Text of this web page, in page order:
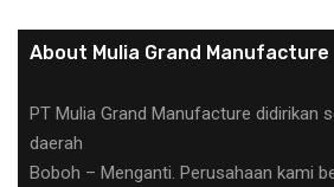
About Mulia Grand Manufacture
PT Mulia Grand Manufacture didirikan
daerah
Boboh – Menganti. Perusahaan kami